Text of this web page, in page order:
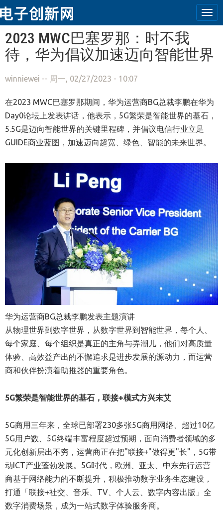
跳转到主要内容
2023 MWC巴塞罗那：时不我
待，华为倡议加速迈向智能世界
winniewei -- 周一, 02/27/2023 - 10:07
在2023 MWC巴塞罗那期间，华为运营商BG总裁李鹏在华为
Day0论坛上发表讲话，他表示，5G繁荣是智能世界的基石，
5.5G是迈向智能世界的关键里程碑，并倡议电信行业立足
GUIDE商业蓝图，加速迈向超宽、绿色、智能的未来世界。
华为运营商BG总裁李鹏发表主题演讲
从物理世界到数字世界，从数字世界到智能世界，每个人、
每个家庭、每个组织是真正的主角与弄潮儿，他们对高质量
体验、高效益产出的不懈追求是进步发展的源动力，而运营
商和伙伴扮演着助推器的重要角色。
5G繁荣是智能世界的基石，联接+模式方兴未艾
5G商用三年来，全球已部署230多张5G商用网络、超过10亿
5G用户数、5G终端丰富程度超过预期，面向消费者领域的多
元化创新层出不穷，运营商正在把"联接+"做得更"长"，5G带
动ICT产业蓬勃发展。5G时代，欧洲、亚太、中东先行运营
商基于网络能力的不断提升，积极推动数字业务生态建设，
打通「联接+社交、音乐、TV、个人云、数字内容出版」全
数字消费场景，成为一站式数字体验服务商。